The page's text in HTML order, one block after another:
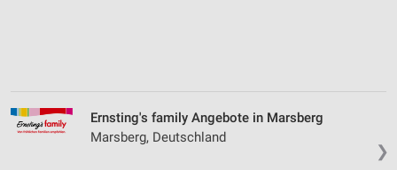
❯
Ernsting's family Angebote in Marsberg
Marsberg, Deutschland